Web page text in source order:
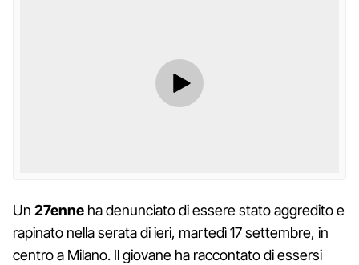
Un 27enne ha denunciato di essere stato aggredito e
rapinato nella serata di ieri, martedì 17 settembre, in
centro a Milano. Il giovane ha raccontato di essersi